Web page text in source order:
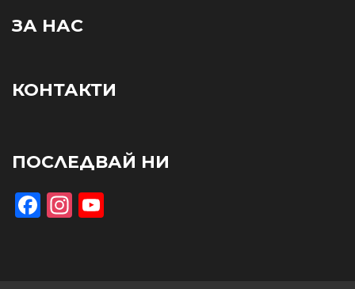
ЗА НАС
КОНТАКТИ
ПОСЛЕДВАЙ НИ
Facebook
Instagram